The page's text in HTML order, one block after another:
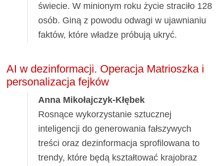
świecie. W minionym roku życie straciło 128
osób. Giną z powodu odwagi w ujawnianiu
faktów, które władze próbują ukryć.
AI w dezinformacji. Operacja Matrioszka i
personalizacja fejków
Anna Mikołajczyk-Kłębek
Rosnące wykorzystanie sztucznej
inteligencji do generowania fałszywych
treści oraz dezinformacja sprofilowana to
trendy, które będą kształtować krajobraz